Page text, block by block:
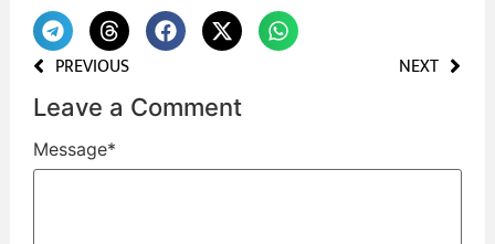
PREVIOUS NEXT
Leave a Comment
Message*